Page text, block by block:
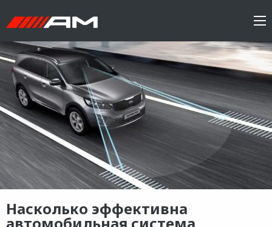
Насколько эффективна
автомобильная система